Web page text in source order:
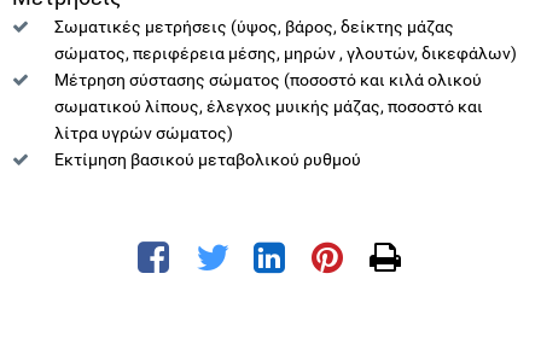
Σωματικές μετρήσεις (ύψος, βάρος, δείκτης μάζας
σώματος, περιφέρεια μέσης, μηρών , γλουτών, δικεφάλων)
Μέτρηση σύστασης σώματος (ποσοστό και κιλά ολικού
σωματικού λίπους, έλεγχος μυικής μάζας, ποσοστό και
λίτρα υγρών σώματος)
Εκτίμηση βασικού μεταβολικού ρυθμού